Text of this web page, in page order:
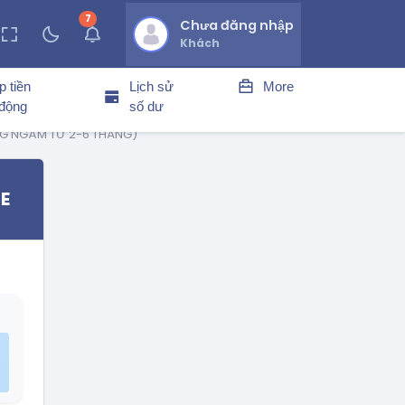
7thông báo chưa đọcChưa đăng nhập
Khách
tiền
Lịch sử
số dư
More
NGÂM TỪ 2-6 THÁNG)